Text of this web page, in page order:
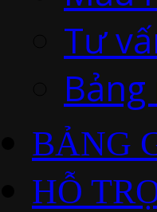
Tư
BẢNG
HỖ